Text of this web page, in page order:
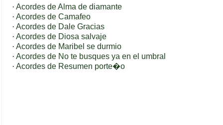
· Acordes de Alma de diamante
· Acordes de Camafeo
· Acordes de Dale Gracias
· Acordes de Diosa salvaje
· Acordes de Maribel se durmio
· Acordes de No te busques ya en el umbral
· Acordes de Resumen porte�o